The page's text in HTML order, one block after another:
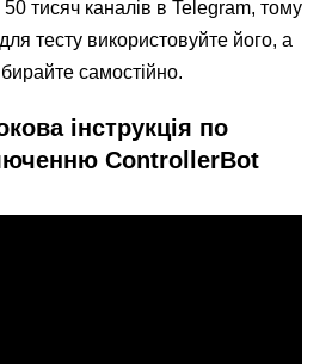
тисяч каналів в Telegram, тому
тесту використовуйте його, а
самостійно.
інструкція по
ControllerBot